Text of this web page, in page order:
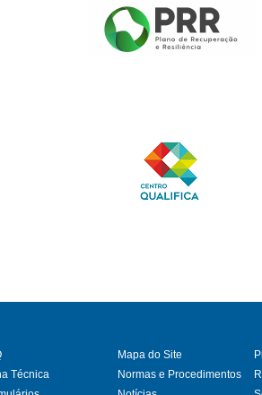
Técnica
Mapa do Site
Normas e Procedimentos